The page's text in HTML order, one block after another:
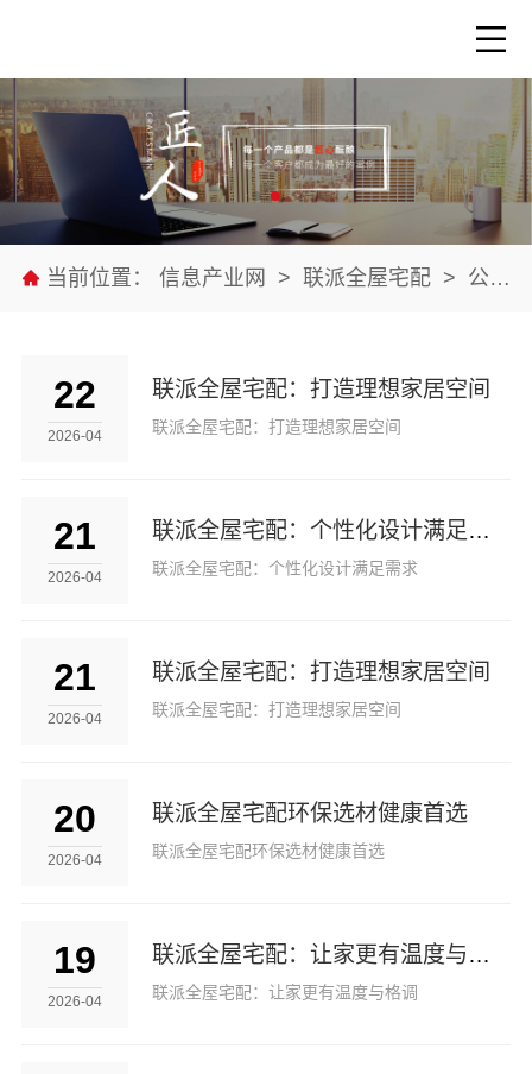
当前位置： 信息产业网 > 联派全屋宅配 > 公司新闻
22
2026-04
联派全屋宅配：打造理想家居空间
联派全屋宅配：打造理想家居空间
21
2026-04
联派全屋宅配：个性化设计满足需求
联派全屋宅配：个性化设计满足需求
21
2026-04
联派全屋宅配：打造理想家居空间
联派全屋宅配：打造理想家居空间
20
2026-04
联派全屋宅配环保选材健康首选
联派全屋宅配环保选材健康首选
19
2026-04
联派全屋宅配：让家更有温度与格调
联派全屋宅配：让家更有温度与格调